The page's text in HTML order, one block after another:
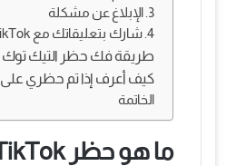
3. الإبلاغ عن مشكلة
4. شارك بتعليقاتك مع TikTok
طريقة فك حظر التيك توك TikTok دون السن القانونية؟
كيف أعرف إذا تم حظري على TikTok؟
الخاتمة
ما هو حظر TikTok؟